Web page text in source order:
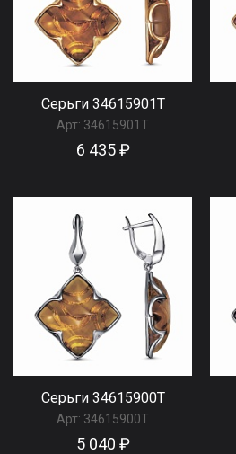
Серьги 34615901Т
Арт: 34615901Т
6 435 ₽
Серьги 34615900Т
Арт: 34615900Т
5 040 ₽